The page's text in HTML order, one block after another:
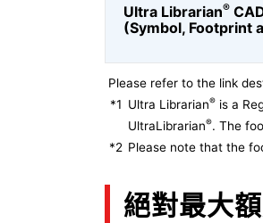
Ultra Librarian®
(Symbol, Footprint
Please refer to the link
*1 Ultra Librarian® is a
UltraLibrarian®. The
*2 Please note that the
絕對最大